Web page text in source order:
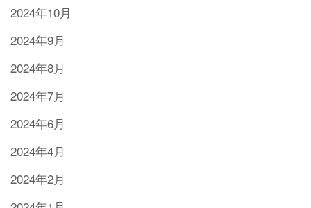
2024年10月
2024年9月
2024年8月
2024年7月
2024年6月
2024年4月
2024年2月